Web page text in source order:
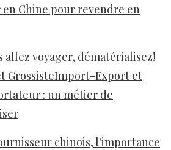
Chine pour revendre en
voyager, dématérialisez!
GrossisteImport-Export et
: un métier de
chinois, l'importance